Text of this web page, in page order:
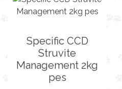
Specific CCD
Struvite
Management 2kg
pes